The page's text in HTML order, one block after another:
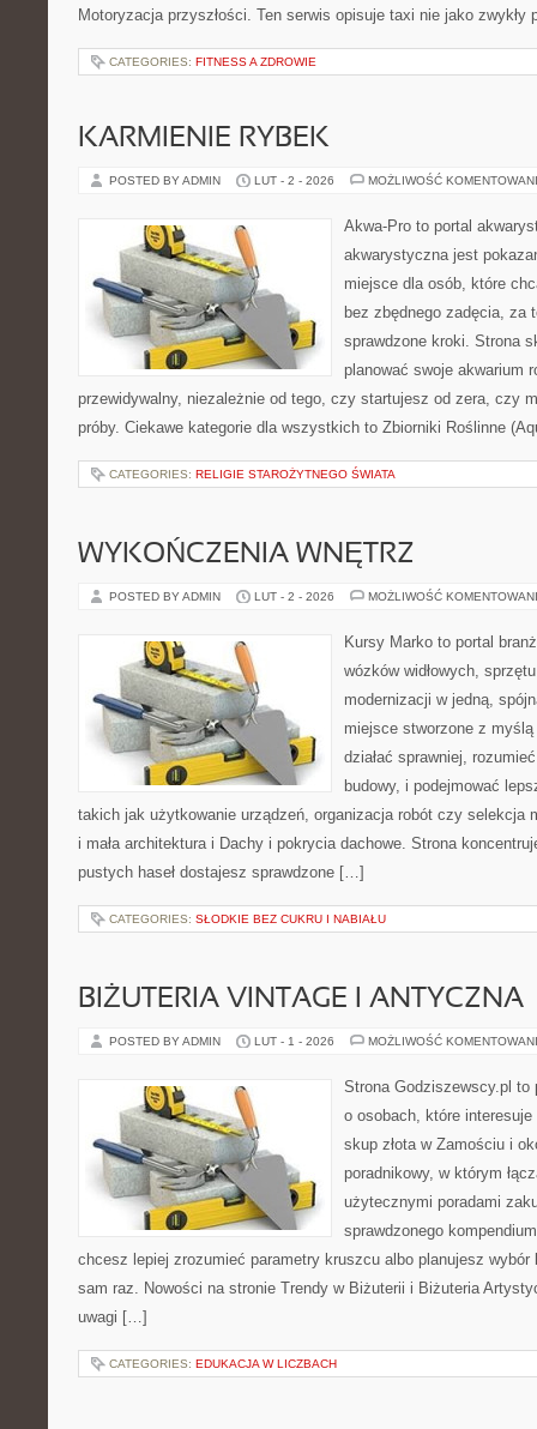
Motoryzacja przyszłości. Ten serwis opisuje taxi nie jako
CATEGORIES: FITNESS A ZDROWIE
KARMIENIE RYBEK
POSTED BY ADMIN LUT - 2 - 2026 MOŻLIWOŚĆ
Akwa-Pro to portal
akwarystyczna jest
miejsce dla osób, które
bez zbędnego zadęcia, za
sprawdzone kroki. Strona
planować swoje akwarium
przewidywalny, niezależnie od tego, czy startujesz od zera, czy
próby. Ciekawe kategorie dla wszystkich to Zbiorniki Roślinne
CATEGORIES: RELIGIE STAROŻYTNEGO ŚWIATA
WYKOŃCZENIA WNĘTRZ
POSTED BY ADMIN LUT - 2 - 2026 MOŻLIWOŚĆ
Kursy Marko to portal
wózków widłowych,
modernizacji w jedną,
miejsce stworzone z
działać sprawniej,
budowy, i podejmować
takich jak użytkowanie urządzeń, organizacja robót czy selekcja
i mała architektura i Dachy i pokrycia dachowe. Strona
pustych haseł dostajesz sprawdzone […]
CATEGORIES: SŁODKIE BEZ CUKRU I NABIAŁU
BIŻUTERIA VINTAGE I ANTYCZNA
POSTED BY ADMIN LUT - 1 - 2026 MOŻLIWOŚĆ
Strona Godziszewscy.pl to
o osobach, które
skup złota w Zamościu i
poradnikowy, w którym
użytecznymi poradami
sprawdzonego
chcesz lepiej zrozumieć parametry kruszcu albo planujesz
sam raz. Nowości na stronie Trendy w Biżuterii i Biżuteria
uwagi […]
CATEGORIES: EDUKACJA W LICZBACH